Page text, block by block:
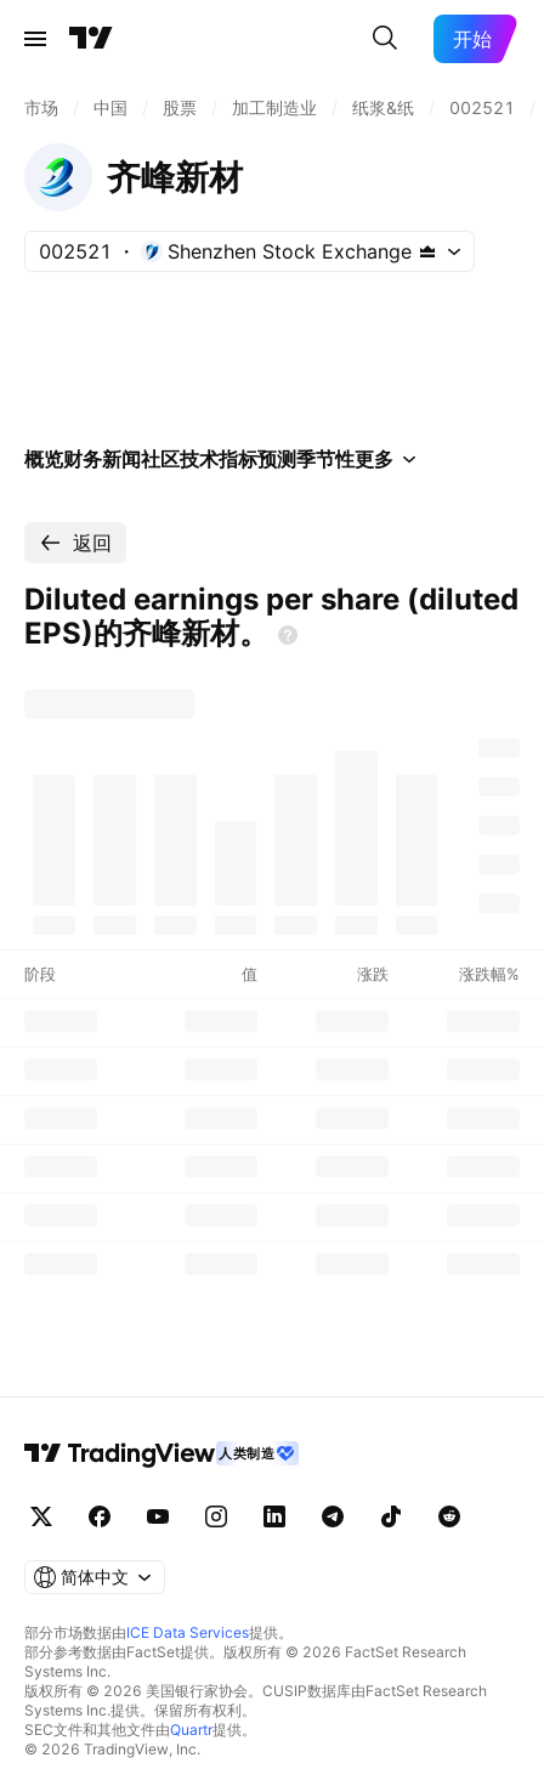
开始
市场 中国 股票 加工制造业 纸浆&纸 002521
齐峰新材
002521 Shenzhen Stock Exchange
概览财务新闻社区技术指标预测季节性更多
返回
Diluted earnings per share (diluted
EPS)的齐峰新材。
阶段 值 涨跌 涨跌幅%
人类制造
简体中文
部分市场数据由ICE Data Services提供。
部分参考数据由FactSet提供。版权所有 © 2026 FactSet Research
Systems Inc.
版权所有 © 2026 美国银行家协会。CUSIP数据库由FactSet Research
Systems Inc.提供。保留所有权利。
SEC文件和其他文件由Quartr提供。
© 2026 TradingView, Inc.